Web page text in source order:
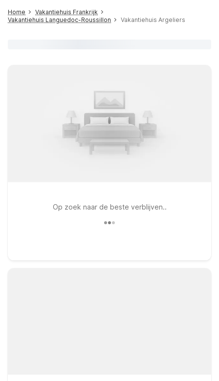
Home
Vakantiehuis Frankrijk
Vakantiehuis Languedoc-Roussillon
Vakantiehuis Argeliers
Op zoek naar de beste verblijven..